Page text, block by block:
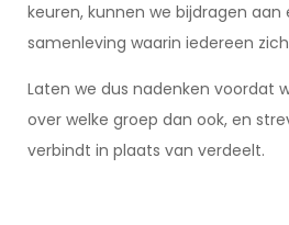
keuren, kunnen we bijdragen aan
samenleving waarin iedereen
Laten we dus nadenken voordat
over welke groep dan ook, en
verbindt in plaats van verdeelt.